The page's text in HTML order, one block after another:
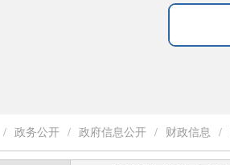
/ 政务公开 / 政府信息公开 / 财政信息 /